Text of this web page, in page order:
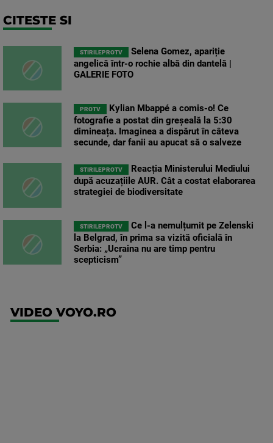
CITESTE SI
STIRILEPROTV
Selena Gomez, apariție
angelică într-o rochie albă din dantelă |
GALERIE FOTO
PROTV
Kylian Mbappé a comis-o! Ce
fotografie a postat din greșeală la 5:30
dimineața. Imaginea a dispărut în câteva
secunde, dar fanii au apucat să o salveze
STIRILEPROTV
Reacția Ministerului Mediului
după acuzațiile AUR. Cât a costat elaborarea
strategiei de biodiversitate
STIRILEPROTV
Ce l-a nemulțumit pe Zelenski
la Belgrad, în prima sa vizită oficială în
Serbia: „Ucraina nu are timp pentru
scepticism”
VIDEO VOYO.RO